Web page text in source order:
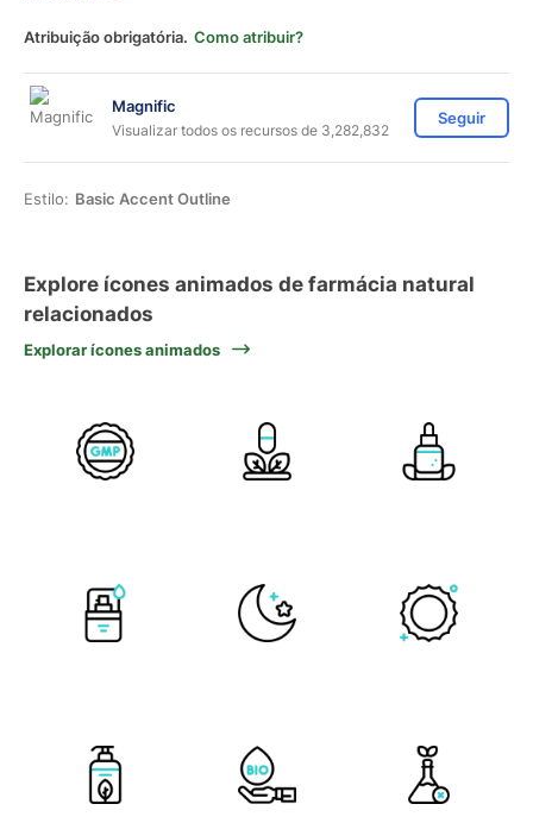
Atribuição obrigatória. Como atribuir?
Magnific
Visualizar todos os recursos de 3,282,832
Seguir
Estilo: Basic Accent Outline
Explore ícones animados de farmácia natural
relacionados
Explorar ícones animados